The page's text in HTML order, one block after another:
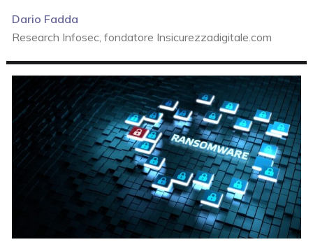
Dario Fadda
Research Infosec, fondatore Insicurezzadigitale.com